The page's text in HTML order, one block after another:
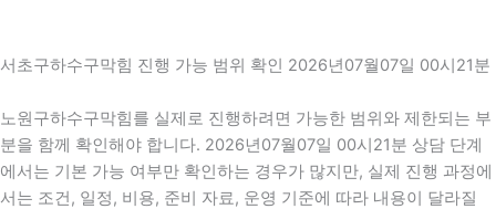
서초구하수구막힘 진행 가능 범위 확인 2026년07월07일 00시21분
노원구하수구막힘를 실제로 진행하려면 가능한 범위와 제한되는 부
분을 함께 확인해야 합니다. 2026년07월07일 00시21분 상담 단계
에서는 기본 가능 여부만 확인하는 경우가 많지만, 실제 진행 과정에
서는 조건, 일정, 비용, 준비 자료, 운영 기준에 따라 내용이 달라질